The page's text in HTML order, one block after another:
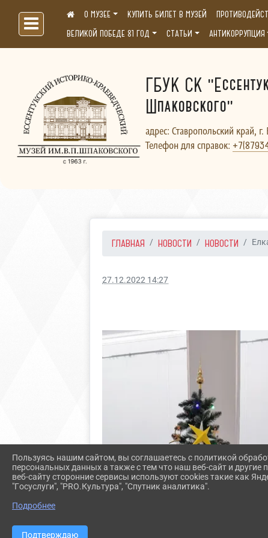
Больше, чем музей...О МУЗЕЕ КУПИТЬ БИЛЕТ В МУЗЕЙ
ВЕЛИКОЙ ПОБЕДЕ 81 ГОД
СТАТЬИ АНТИКОРРУПЦИЯ
ГБУК СК
Шпаковского"
адрес: Ставропольский край,
Телефон для справок:
ГЛАВНАЯ НОВОСТИ НОВОСТИ
27.12.2022 14:27
Пользуясь нашим сайтом, вы соглашаетесь с политикой
персональных данных а также с тем что наш веб-сайт и другие
веб-сайту сторонние сервисы используют cookies такие как
"Госуслуги", "PRO.Культура", "Спутник аналитика".
Подробнее
Подтверждаю